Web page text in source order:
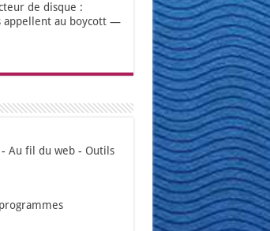
de disque :
appellent au boycott —
Au fil du web- Outils